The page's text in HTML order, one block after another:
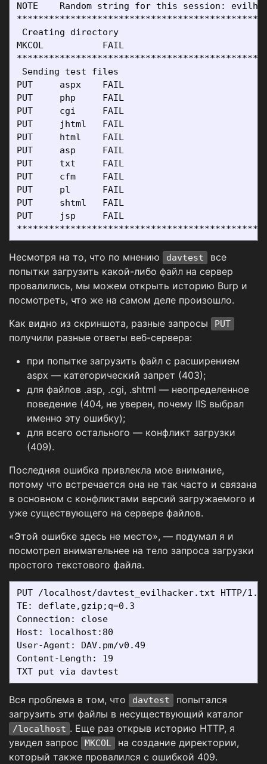
NOTE    Random string for this session:
Creating directory
MKCOL           FAIL
Sending test files
PUT     aspx    FAIL
PUT     php     FAIL
PUT     cgi     FAIL
PUT     jhtml   FAIL
PUT     html    FAIL
PUT     asp     FAIL
PUT     txt     FAIL
PUT     cfm     FAIL
PUT     pl      FAIL
PUT     shtml   FAIL
PUT     jsp     FAIL
Несмотря на то, что по мнению davtest
все
попытки загрузить какой-либо файл на сервер
провалились, мы можем открыть историю Burp и
посмотреть, что же на самом деле произошло.
Как видно из скриншота, разные запросы
PUT
получили разные ответы веб-сервера:
при попытке загрузить файл с расширением
aspx — категорический запрет (403);
для файлов .asp, .cgi, .shtml — неопределенное
поведение (404, не уверен, почему IIS выбрал
именно эту ошибку);
для всего остального — конфликт загрузки
(409).
Последняя ошибка привлекла мое внимание,
потому что встречается она не так часто и связана
в основном с конфликтами версий загружаемого и
уже существующего на сервере файлов.
«Этой ошибке здесь не место», — подумал я и
посмотрел внимательнее на тело запроса загрузки
простого текстового файла.
PUT /localhost/davtest_evilhacker.txt HTTP/1.1
TE: deflate,gzip;q=0.3
Connection: close
Host: localhost:80
User-Agent: DAV.pm/v0.49
Content-Length: 19
Вся проблема в том, что davtest
попытался
загрузить эти файлы в несуществующий каталог
/localhost . Еще раз открыв историю HTTP, я
увидел запрос
MKCOL
на создание директории,
который также провалился с ошибкой 409.